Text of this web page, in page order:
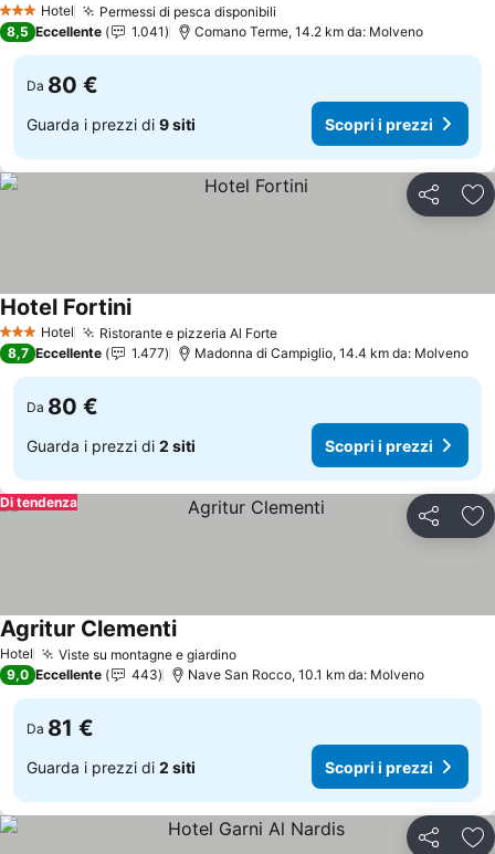
3 StelleHotel Permessi di pesca disponibili
8,5 Eccellente 1.041 Comano Terme, 14.2 km da: Molveno
Da 80 €
Guarda i prezzi di 9 siti Scopri i prezzi
Condividi
3 StelleHotel Ristorante e pizzeria Al ForteScopri i prezzi
Hotel FortiniScopri i prezzi
8,7 Eccellente 1.477 Madonna di Campiglio, 14.4 km da: Molveno
Da 80 €
Guarda i prezzi di 2 siti Scopri i prezzi
Condividi
Di tendenza
Hotel Viste su montagne e giardinoScopri i prezzi
Agritur ClementiScopri i prezzi
9,0 Eccellente 443 Nave San Rocco, 10.1 km da: Molveno
Da 81 €
Guarda i prezzi di 2 siti Scopri i prezzi
Condividi